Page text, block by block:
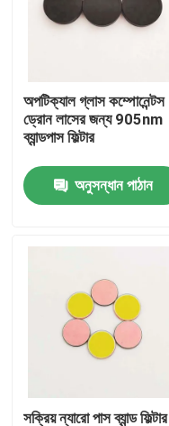
ভিডিও
কারখানা ভ্রমণ
মান নিয়ন্ত্রণ
আমাদের সাথে যোগাযোগ করুন
উদ্ধৃতির জন্য আবেদন
অপটিক্যাল ব্যান্ডপাস ফিল্টার
ফ্লুরোসেন্স ব্যান্ডপাস ফিল্টার
অপটিক্যাল গ্লাস কম্পোনেন্টস
ড্রোন লাসের জন্য 905nm
ব্যান্ডপাস ফিল্টার
অনুসন্ধান পাঠান
সক্রিয় ন্যারো পাস ব্যান্ড ফিল্টার